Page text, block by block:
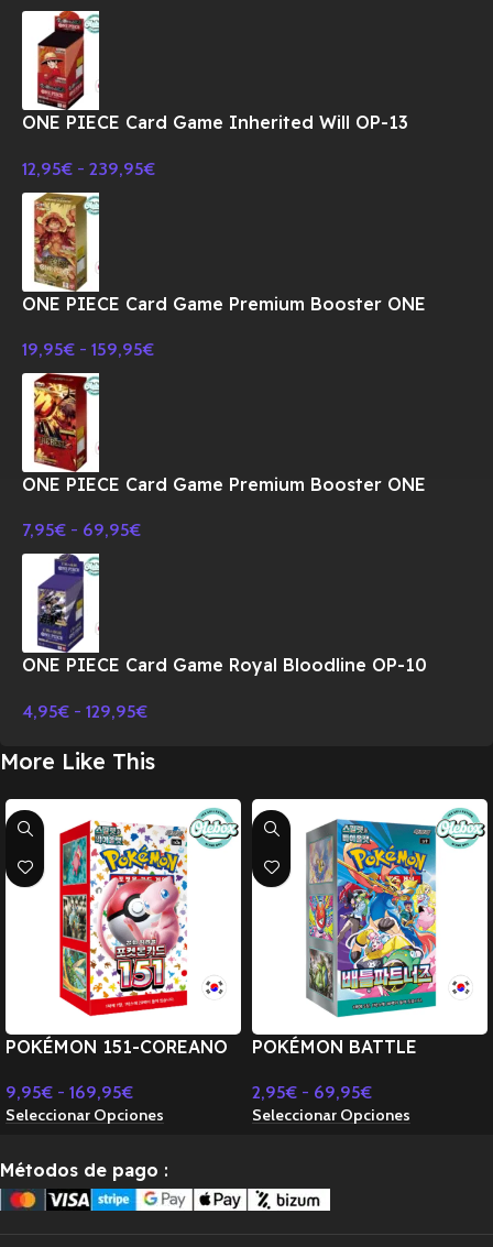
ONE PIECE Card Game Inherited Will OP-13
12,95€ - 239,95€
ONE PIECE Card Game Premium Booster ONE
19,95€ - 159,95€
ONE PIECE Card Game Premium Booster ONE
JAPONES
7,95€ - 69,95€
ONE PIECE Card Game Royal Bloodline OP-10
4,95€ - 129,95€
More Like This
POKÉMON 151-COREANO
9,95€ - 169,95€
Seleccionar Opciones
POKÉMON BATTLE
2,95€ - 69,95€
Seleccionar Opciones
Métodos de pago :